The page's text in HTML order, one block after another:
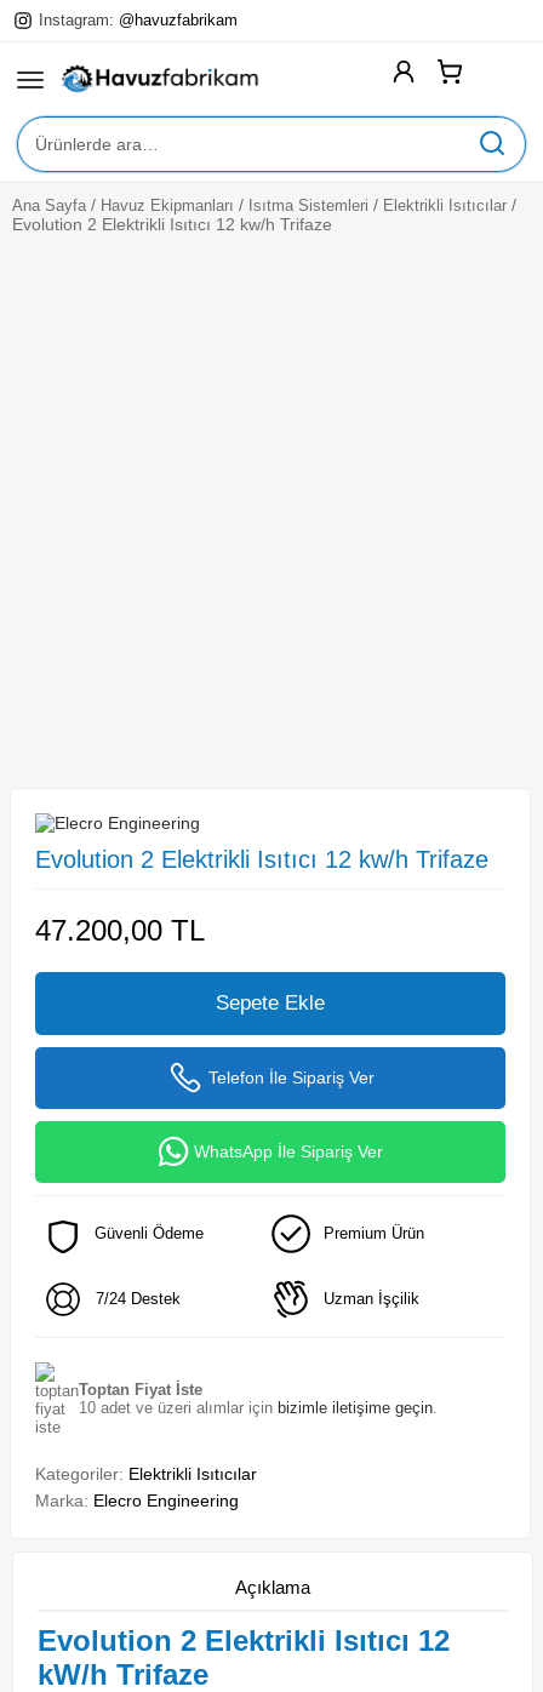
Instagram: @havuzfabrikam
Ara:
Yüzme Havuzları
Ana Sayfa / Havuz Ekipmanları / Isıtma Sistemleri / Elektrikli Isıtıcılar /
Evolution 2 Elektrikli Isıtıcı 12 kw/h Trifaze
Evolution 2 Elektrikli Isıtıcı 12 kw/h Trifaze
47.200,00 TL
Sepete Ekle
Telefon İle Sipariş Ver
WhatsApp İle Sipariş Ver
Güvenli Ödeme Premium Ürün
7/24 Destek Uzman İşçilik
Toptan Fiyat İste
10 adet ve üzeri alımlar için bizimle iletişime geçin.
Kategoriler: Elektrikli Isıtıcılar
Marka: Elecro Engineering
Açıklama
Evolution 2 Elektrikli Isıtıcı 12
kW/h Trifaze